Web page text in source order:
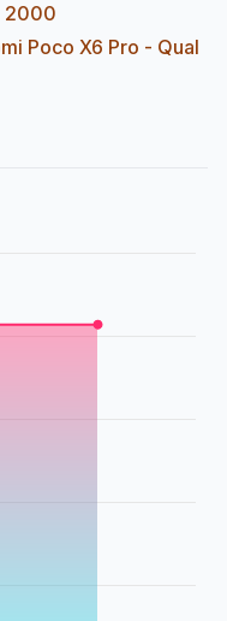
2000
Poco X6 Pro - Qual